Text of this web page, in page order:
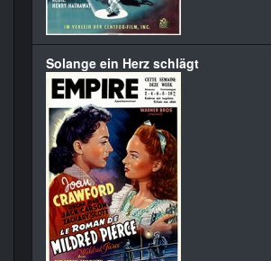
Solange ein Herz schlägt